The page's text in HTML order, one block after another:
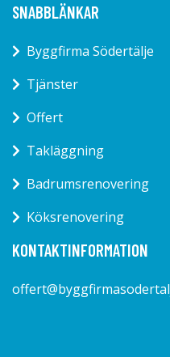
SNABBLÄNKAR
Byggfirma Södertälje
Tjänster
Offert
Takläggning
Badrumsrenovering
Köksrenovering
KONTAKTINFORMATION